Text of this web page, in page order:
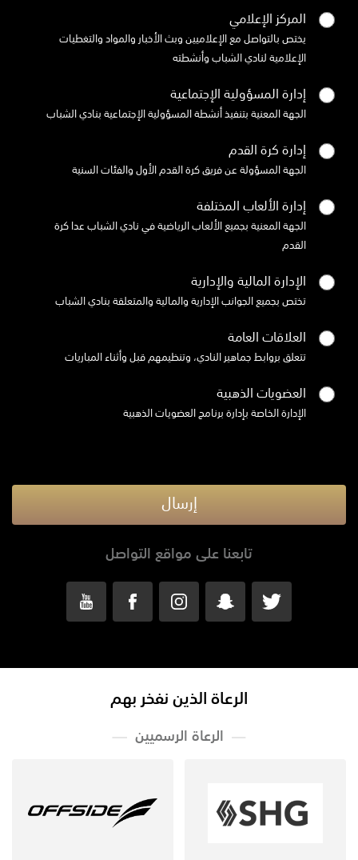
المركز الإعلامي
يختص بالتواصل مع الإعلاميين وبث الأخبار والمواد والتغطيات
الإعلامية لنادي الشباب وأنشطته
إدارة المسؤولية الإجتماعية
الجهة المعنية بتنفيذ أنشطة المسؤولية الإجتماعية بنادي الشباب
إدارة كرة القدم
الجهة المسؤولة عن فريق كرة القدم الأول والفئات السنية
إدارة الألعاب المختلفة
الجهة المعنية بجميع الألعاب الرياضية في نادي الشباب عدا كرة
القدم
الإدارة المالية والإدارية
تختص بجميع الجوانب الإدارية والمالية والمتعلقة بنادي الشباب
العلاقات العامة
تتعلق بروابط جماهير النادي، وتنظيمهم قبل وأثناء المباريات
العضويات الذهبية
الإدارة الخاصة بإدارة برنامج العضويات الذهبية
إرسال
تابعنا على مواقع التواصل
الرعاة الذين نفخر بهم
الرعاة الرسميين